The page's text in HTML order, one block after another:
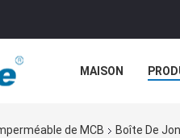
MAISON
de MCB Boîte De